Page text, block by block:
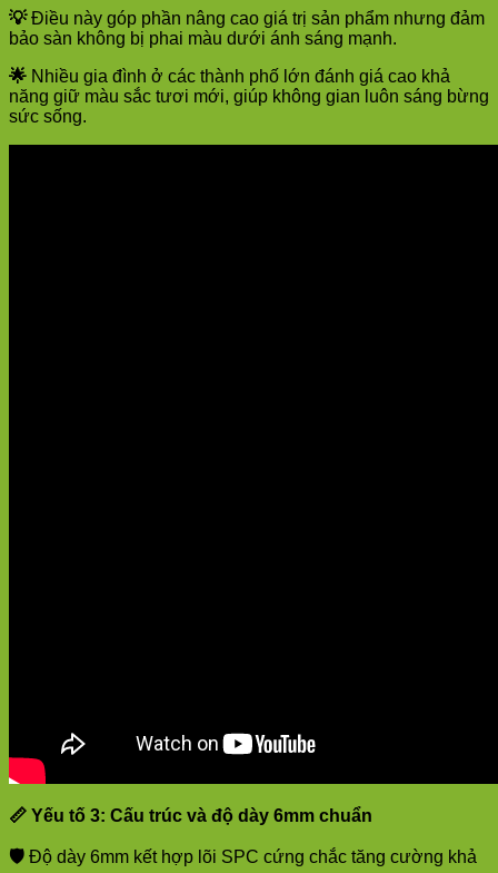
💡Điều này góp phần nâng cao giá trị sản phẩm nhưng đảm
bảo sàn không bị phai màu dưới ánh sáng mạnh.
🌟 Nhiều gia đình ở các thành phố lớn đánh giá cao khả
năng giữ màu sắc tươi mới, giúp không gian luôn sáng bừng
sức sống.
📏 Yếu tố 3: Cấu trúc và độ dày 6mm chuẩn
🛡️ Độ dày 6mm kết hợp lõi SPC cứng chắc tăng cường khả